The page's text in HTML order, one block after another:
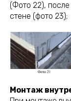
(Фото 22),
стене (фото 23);
Монтаж